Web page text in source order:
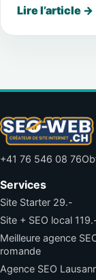
Lire l’article →
+41 76 546 08 76
Services
Site Starter 29.-
Site + SEO local
Meilleure agence
romande
Agence SEO